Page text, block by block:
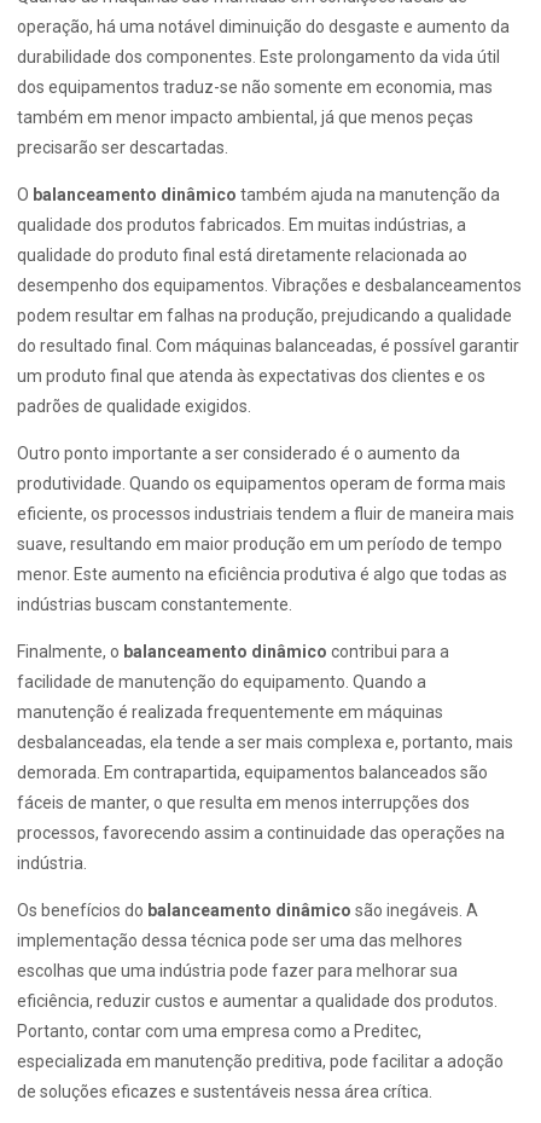
operação, há uma notável diminuição do desgaste e aumento da
durabilidade dos componentes. Este prolongamento da vida útil
dos equipamentos traduz-se não somente em economia, mas
também em menor impacto ambiental, já que menos peças
precisarão ser descartadas.
O balanceamento dinâmico também ajuda na manutenção da
qualidade dos produtos fabricados. Em muitas indústrias, a
qualidade do produto final está diretamente relacionada ao
desempenho dos equipamentos. Vibrações e desbalanceamentos
podem resultar em falhas na produção, prejudicando a qualidade
do resultado final. Com máquinas balanceadas, é possível garantir
um produto final que atenda às expectativas dos clientes e os
padrões de qualidade exigidos.
Outro ponto importante a ser considerado é o aumento da
produtividade. Quando os equipamentos operam de forma mais
eficiente, os processos industriais tendem a fluir de maneira mais
suave, resultando em maior produção em um período de tempo
menor. Este aumento na eficiência produtiva é algo que todas as
indústrias buscam constantemente.
Finalmente, o balanceamento dinâmico contribui para a
facilidade de manutenção do equipamento. Quando a
manutenção é realizada frequentemente em máquinas
desbalanceadas, ela tende a ser mais complexa e, portanto, mais
demorada. Em contrapartida, equipamentos balanceados são
fáceis de manter, o que resulta em menos interrupções dos
processos, favorecendo assim a continuidade das operações na
indústria.
Os benefícios do balanceamento dinâmico são inegáveis. A
implementação dessa técnica pode ser uma das melhores
escolhas que uma indústria pode fazer para melhorar sua
eficiência, reduzir custos e aumentar a qualidade dos produtos.
Portanto, contar com uma empresa como a Preditec,
especializada em manutenção preditiva, pode facilitar a adoção
de soluções eficazes e sustentáveis nessa área crítica.